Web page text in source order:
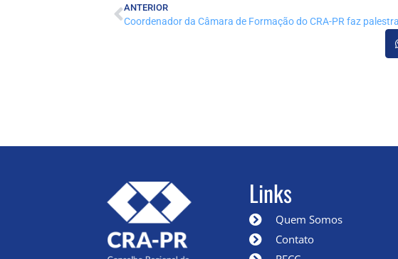
ANTERIOR
Links
Quem Somos
Contato